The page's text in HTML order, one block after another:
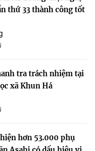
thứ 33 thành công tốt
tra trách nhiệm tại
xã Khun Há
hơn 53.000 phụ